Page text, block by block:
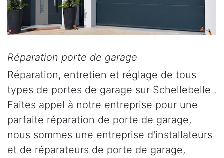
Réparation porte de garage
Réparation, entretien et réglage de tous
types de portes de garage sur Schellebelle .
Faites appel à notre entreprise pour une
parfaite réparation de porte de garage,
nous sommes une entreprise d'installateurs
et de réparateurs de porte de garage,